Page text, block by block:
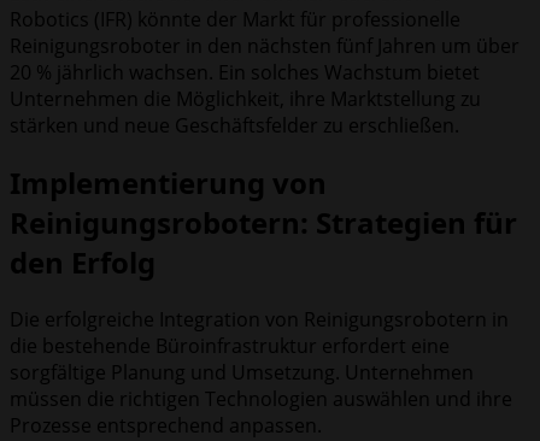
Robotics (IFR) könnte der Markt für professionelle
Reinigungsroboter in den nächsten fünf Jahren um über
20 % jährlich wachsen. Ein solches Wachstum bietet
Unternehmen die Möglichkeit, ihre Marktstellung zu
stärken und neue Geschäftsfelder zu erschließen.
Implementierung von
Reinigungsrobotern: Strategien für
den Erfolg
Die erfolgreiche Integration von Reinigungsrobotern in
die bestehende Büroinfrastruktur erfordert eine
sorgfältige Planung und Umsetzung. Unternehmen
müssen die richtigen Technologien auswählen und ihre
Prozesse entsprechend anpassen.